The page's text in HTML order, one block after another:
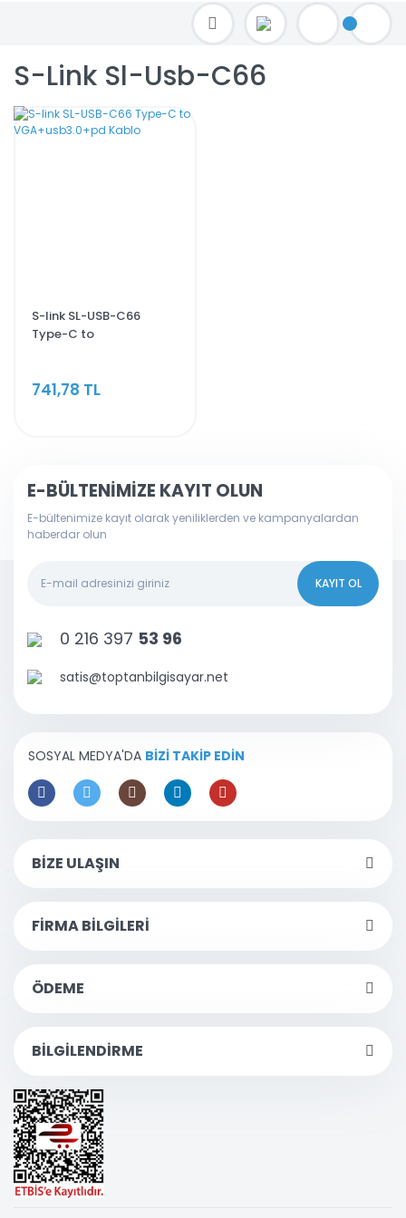
TOPTAN FİYAT ALMAK İÇİN satis@toptanbilgisayar.net MAİL ATINIZ.
SİPARİŞLERİNİZİ AYNI GÜN KARGO İLE GÖNDERİYORUZ!
S-Link Sl-Usb-C66
S-link SL-USB-C66
Type-C to
741,78 TL
E-BÜLTENİMİZE KAYIT OLUN
E-bültenimize kayıt olarak yeniliklerden ve kampanyalardan
haberdar olun
KAYIT OL
0 216 397 53 96
satis@toptanbilgisayar.net
SOSYAL MEDYA'DA BİZİ TAKİP EDİN
BİZE ULAŞIN
FİRMA BİLGİLERİ
ÖDEME
BİLGİLENDİRME